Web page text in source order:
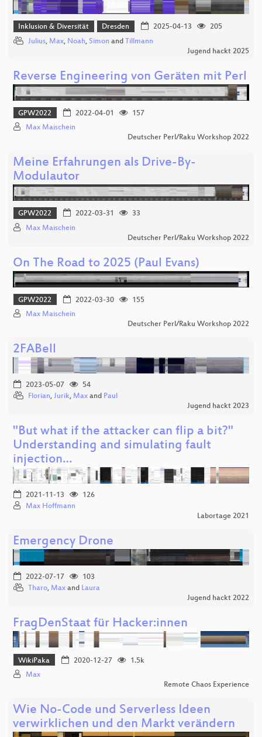
Inklusion & Diversität Dresden 2025-04-13
205
Julius, Max, Noah, Simon and Tillmann
Jugend hackt 2025
Reverse Engineering von Geräten mit Perl
GPW2022 2022-04-01
157
Max Maischein
Deutscher Perl/Raku Workshop 2022
Meine Erfahrungen als Drive-By-
Modulautor
GPW2022 2022-03-31
33
Max Maischein
Deutscher Perl/Raku Workshop 2022
On The Road to 2025 (Paul Evans)
GPW2022 2022-03-30
155
Max Maischein
Deutscher Perl/Raku Workshop 2022
2FABell
2023-05-07
54
Florian, Jurik, Max and Paul
Jugend hackt 2023
"But what if the attacker can flip a bit?"
Understanding and simulating fault
injection…
2021-11-13
126
Max Hoffmann
Labortage 2021
Emergency Drone
2022-07-17
103
Tharo, Max and Laura
Jugend hackt 2022
FragDenStaat für Hacker:innen
WikiPaka 2020-12-27
1.5k
Max
Remote Chaos Experience
Wie No-Code und Serverless Ideen
verwirklichen und den Markt verändern